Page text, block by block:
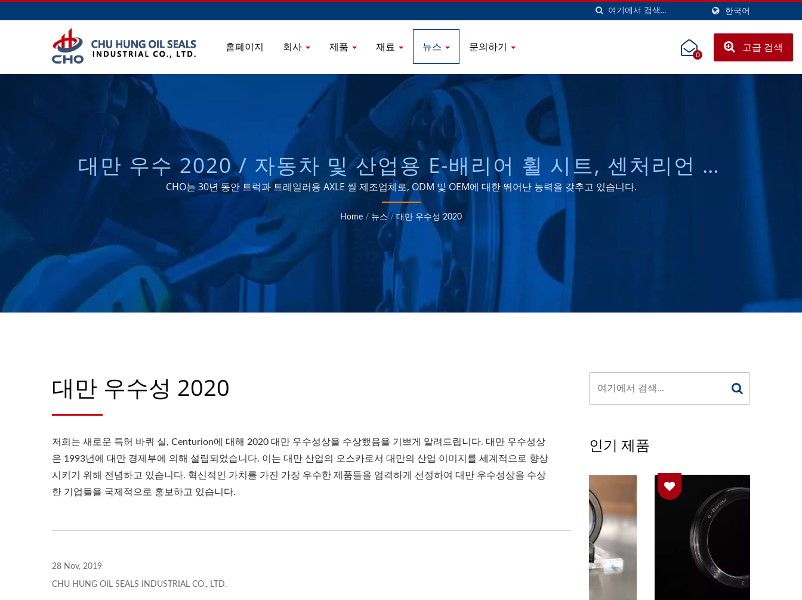
한국어
홈페이지 회사 제품 재료 뉴스 문의하기
0
고급 검색
대만 우수 2020 / 자동차 및 산업용 E-배리어 휠 시트, 센처리언 휠
시트 및 AXLE/CASSETTE 시트 제조업체 1988년부터 | CHU HUNG
OIL SEALS INDUSTRIAL CO., LTD.
CHO는 30년 동안 트럭과 트레일러용 AXLE 씰 제조업체로, ODM 및 OEM에 대한 뛰어난 능력을 갖추고 있습니다.
Home / 뉴스 / 대만 우수성 2020
대만 우수성 2020
저희는 새로운 특허 바퀴 실, Centurion에 대해 2020 대만 우수성상을 수상했음을 기쁘게 알려드립니다. 대만 우수성상
은 1993년에 대만 경제부에 의해 설립되었습니다. 이는 대만 산업의 오스카로서 대만의 산업 이미지를 세계적으로 향상
시키기 위해 전념하고 있습니다. 혁신적인 가치를 가진 가장 우수한 제품들을 엄격하게 선정하여 대만 우수성상을 수상
한 기업들을 국제적으로 홍보하고 있습니다.
28 Nov, 2019
CHU HUNG OIL SEALS INDUSTRIAL CO., LTD.
인기 제품